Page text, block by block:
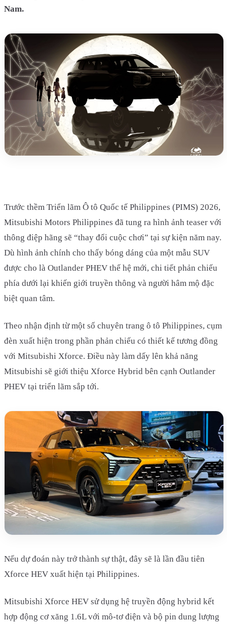
Nam.
Trước thềm Triển lãm Ô tô Quốc tế Philippines (PIMS) 2026,
Mitsubishi Motors Philippines đã tung ra hình ảnh teaser với
thông điệp hãng sẽ “thay đổi cuộc chơi” tại sự kiện năm nay.
Dù hình ảnh chính cho thấy bóng dáng của một mẫu SUV
được cho là Outlander PHEV thế hệ mới, chi tiết phản chiếu
phía dưới lại khiến giới truyền thông và người hâm mộ đặc
biệt quan tâm.
Theo nhận định từ một số chuyên trang ô tô Philippines, cụm
đèn xuất hiện trong phần phản chiếu có thiết kế tương đồng
với Mitsubishi Xforce. Điều này làm dấy lên khả năng
Mitsubishi sẽ giới thiệu Xforce Hybrid bên cạnh Outlander
PHEV tại triển lãm sắp tới.
Nếu dự đoán này trở thành sự thật, đây sẽ là lần đầu tiên
Xforce HEV xuất hiện tại Philippines.
Mitsubishi Xforce HEV sử dụng hệ truyền động hybrid kết
hợp động cơ xăng 1.6L với mô-tơ điện và bộ pin dung lượng